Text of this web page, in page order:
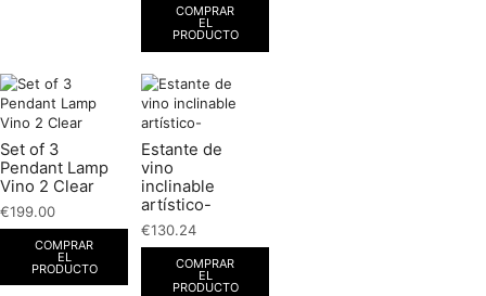
COMPRAR
EL
PRODUCTO
Set of 3
Pendant Lamp
Vino 2 Clear
€199.00
COMPRAR
EL
PRODUCTO
Estante de
vino
inclinable
artístico-
€130.24
COMPRAR
EL
PRODUCTO